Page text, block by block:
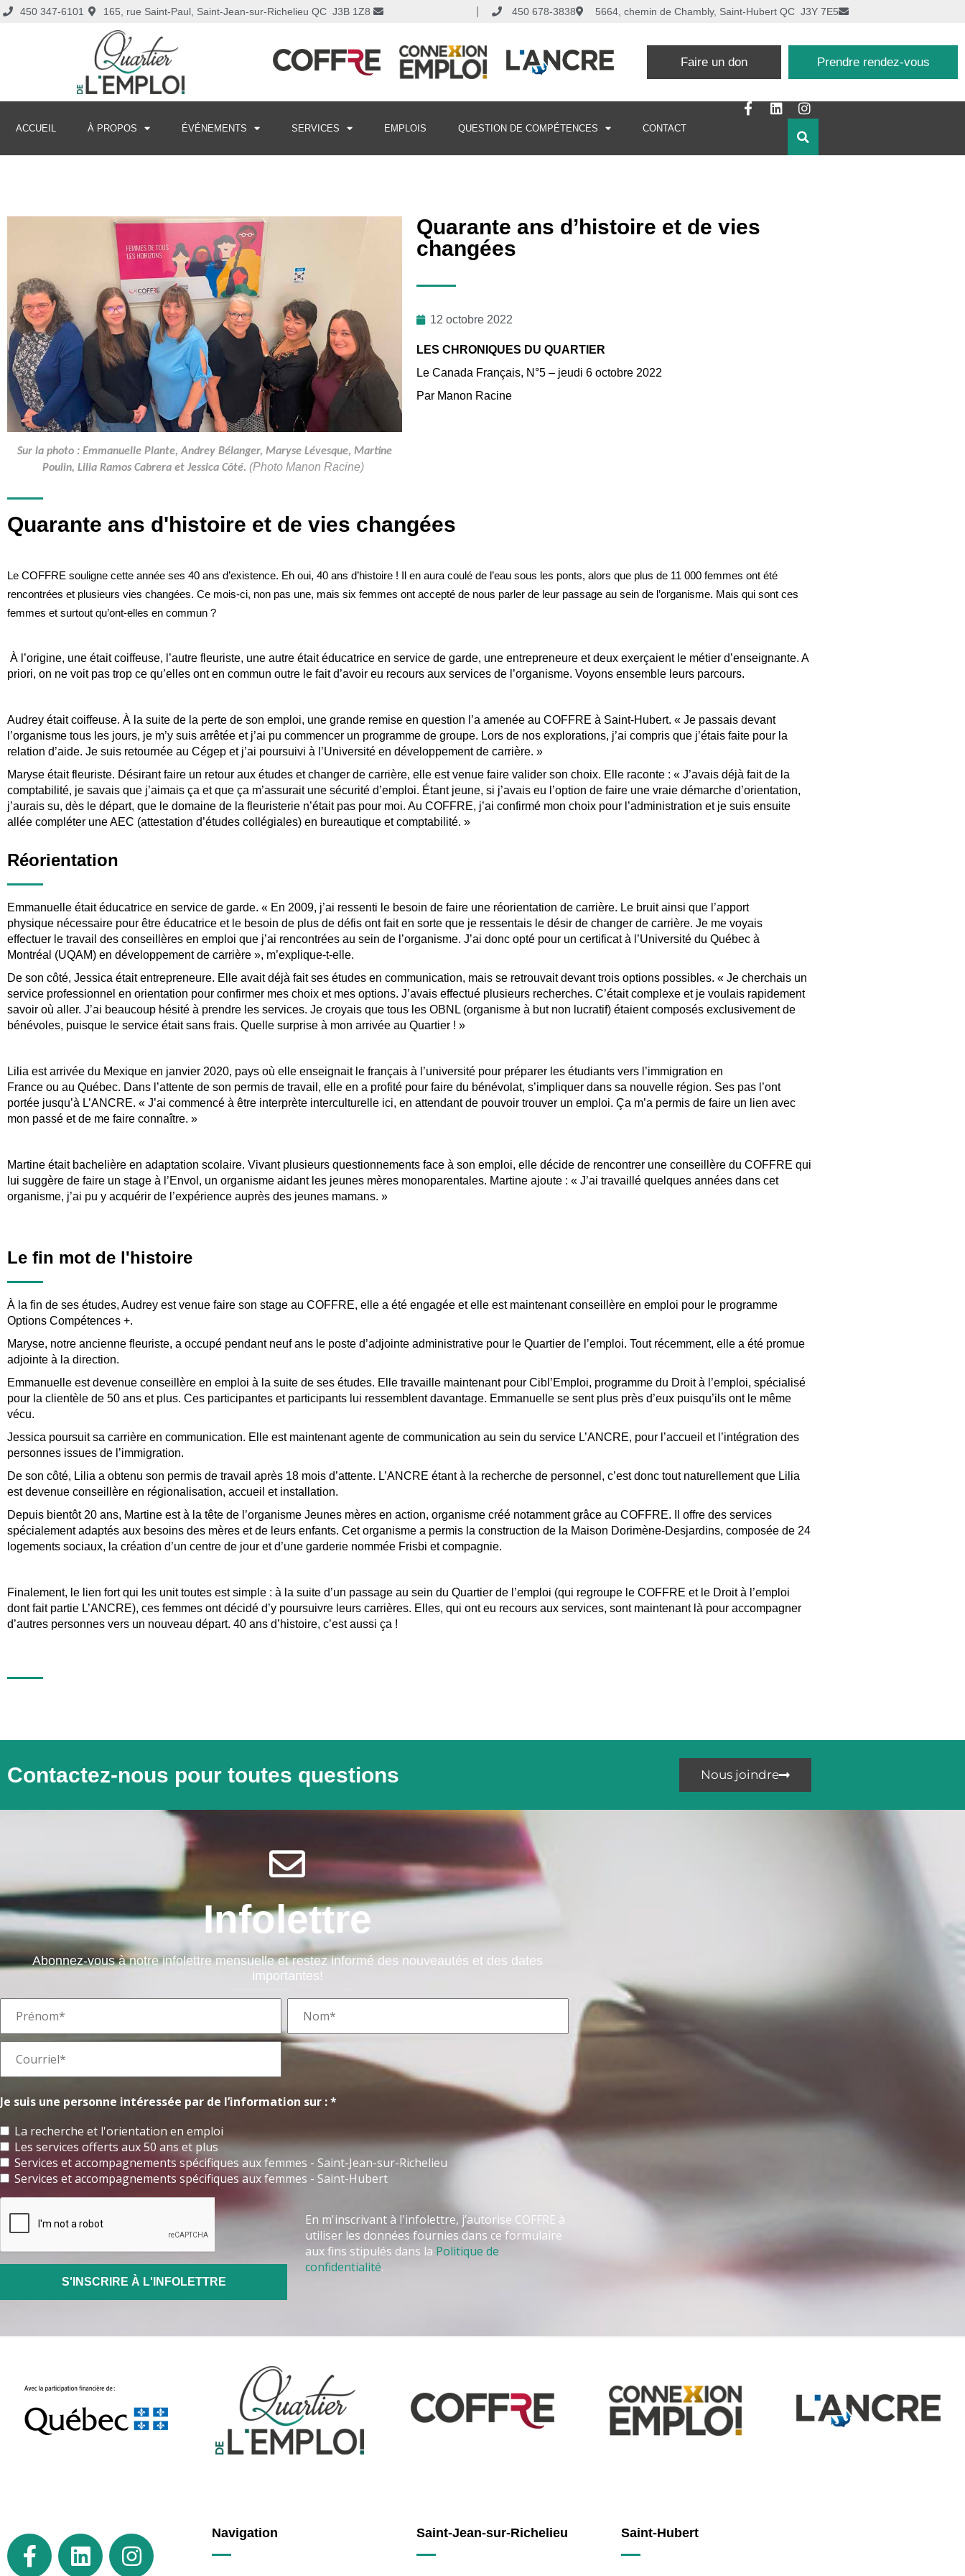
450 347-6101 165, rue Saint-Paul, Saint-Jean-sur-Richelieu QC J3B 1Z8 450 678-3838 5664, chemin de Chambly, Saint-Hubert QC J3Y 7E5
Faire un don Prendre rendez-vous
ACCUEIL À PROPOS ÉVÉNEMENTS SERVICES EMPLOIS QUESTION DE COMPÉTENCES CONTACT
Sur la photo : Emmanuelle Plante, Andrey Bélanger, Maryse Lévesque, Martine
Poulin, Lilia Ramos Cabrera et Jessica Côté. (Photo Manon Racine)
Quarante ans d’histoire et de vies
changées
12 octobre 2022
LES CHRONIQUES DU QUARTIER
Le Canada Français, N°5 – jeudi 6 octobre 2022
Par Manon Racine
Quarante ans d'histoire et de vies changées
Le COFFRE souligne cette année ses 40 ans d’existence. Eh oui, 40 ans d’histoire ! Il en aura coulé de l’eau sous les ponts, alors que plus de 11 000 femmes ont été
rencontrées et plusieurs vies changées. Ce mois-ci, non pas une, mais six femmes ont accepté de nous parler de leur passage au sein de l’organisme. Mais qui sont ces
femmes et surtout qu’ont-elles en commun ?
À l’origine, une était coiffeuse, l’autre fleuriste, une autre était éducatrice en service de garde, une entrepreneure et deux exerçaient le métier d’enseignante. A
priori, on ne voit pas trop ce qu’elles ont en commun outre le fait d’avoir eu recours aux services de l’organisme. Voyons ensemble leurs parcours.
Audrey était coiffeuse. À la suite de la perte de son emploi, une grande remise en question l’a amenée au COFFRE à Saint-Hubert. « Je passais devant
l’organisme tous les jours, je m’y suis arrêtée et j’ai pu commencer un programme de groupe. Lors de nos explorations, j’ai compris que j’étais faite pour la
relation d’aide. Je suis retournée au Cégep et j’ai poursuivi à l’Université en développement de carrière. »
Maryse était fleuriste. Désirant faire un retour aux études et changer de carrière, elle est venue faire valider son choix. Elle raconte : « J’avais déjà fait de la
comptabilité, je savais que j’aimais ça et que ça m’assurait une sécurité d’emploi. Étant jeune, si j’avais eu l’option de faire une vraie démarche d’orientation,
j’aurais su, dès le départ, que le domaine de la fleuristerie n’était pas pour moi. Au COFFRE, j’ai confirmé mon choix pour l’administration et je suis ensuite
allée compléter une AEC (attestation d’études collégiales) en bureautique et comptabilité. »
Réorientation
Emmanuelle était éducatrice en service de garde. « En 2009, j’ai ressenti le besoin de faire une réorientation de carrière. Le bruit ainsi que l’apport
physique nécessaire pour être éducatrice et le besoin de plus de défis ont fait en sorte que je ressentais le désir de changer de carrière. Je me voyais
effectuer le travail des conseillères en emploi que j’ai rencontrées au sein de l’organisme. J’ai donc opté pour un certificat à l’Université du Québec à
Montréal (UQAM) en développement de carrière », m’explique-t-elle.
De son côté, Jessica était entrepreneure. Elle avait déjà fait ses études en communication, mais se retrouvait devant trois options possibles. « Je cherchais un
service professionnel en orientation pour confirmer mes choix et mes options. J’avais effectué plusieurs recherches. C’était complexe et je voulais rapidement
savoir où aller. J’ai beaucoup hésité à prendre les services. Je croyais que tous les OBNL (organisme à but non lucratif) étaientcomposés exclusivement de
bénévoles, puisque le service était sans frais. Quelle surprise à mon arrivée au Quartier ! »
Lilia est arrivée du Mexique en janvier 2020, pays où elle enseignait le français à l’université pour préparer les étudiants vers l’immigration en
France ou au Québec. Dans l’attente de son permis de travail, elle en a profité pour faire du bénévolat, s’impliquer dans sa nouvelle région. Ses pas l’ont
portée jusqu’à L’ANCRE. « J’ai commencé à être interprète interculturelle ici, en attendant de pouvoir trouver un emploi. Ça m’a permis de faire un lien avec
mon passé et de me faire connaître. »
Martine était bachelière en adaptation scolaire. Vivant plusieurs questionnements face à son emploi, elle décide de rencontrer une conseillère du COFFRE qui
lui suggère de faire un stage à l’Envol, un organisme aidant les jeunes mères monoparentales. Martine ajoute : « J’ai travaillé quelques années dans cet
organisme, j’ai pu y acquérir de l’expérience auprès des jeunes mamans. »
Le fin mot de l'histoire
À la fin de ses études, Audrey est venue faire son stage au COFFRE, elle a été engagée et elle est maintenant conseillère en emploi pour le programme
Options Compétences +.
Maryse, notre ancienne fleuriste, a occupé pendant neuf ans le poste d’adjointe administrative pour le Quartier de l’emploi. Tout récemment, elle a été promue
adjointe à la direction.
Emmanuelle est devenue conseillère en emploi à la suite de ses études. Elle travaille maintenant pour Cibl’Emploi, programme du Droit à l’emploi, spécialisé
pour la clientèle de 50 ans et plus. Ces participantes et participants lui ressemblent davantage. Emmanuelle se sent plus près d’eux puisqu’ils ont le même
vécu.
Jessica poursuit sa carrière en communication. Elle est maintenant agente de communication au sein du service L’ANCRE, pour l’accueil et l’intégration des
personnes issues de l’immigration.
De son côté, Lilia a obtenu son permis de travail après 18 mois d’attente. L’ANCRE étant à la recherche de personnel, c’est donc tout naturellement que Lilia
est devenue conseillère en régionalisation, accueil et installation.
Depuis bientôt 20 ans, Martine est à la tête de l’organisme Jeunes mères en action, organisme créé notamment grâce au COFFRE. Il offre des services
spécialement adaptés aux besoins des mères et de leurs enfants. Cet organisme a permis la construction de la Maison Dorimène-Desjardins, composée de 24
logements sociaux, la création d’un centre de jour et d’une garderie nommée Frisbi et compagnie.
Finalement, le lien fort qui les unit toutes est simple : à la suite d’un passage au sein du Quartier de l’emploi (qui regroupe le COFFRE et le Droit à l’emploi
dont fait partie L’ANCRE), ces femmes ont décidé d’y poursuivre leurs carrières. Elles, qui ont eu recours aux services, sont maintenant là pour accompagner
d’autres personnes vers un nouveau départ. 40 ans d’histoire, c’est aussi ça !
Contactez-nous pour toutes questions Nous joindre
Infolettre
Abonnez-vous à notre infolettre mensuelle et restez informé des nouveautés et des dates
importantes!
Je suis une personne intéressée par de l’information sur : *
La recherche et l'orientation en emploi
Les services offerts aux 50 ans et plus
Services et accompagnements spécifiques aux femmes - Saint-Jean-sur-Richelieu
Services et accompagnements spécifiques aux femmes - Saint-Hubert
En m'inscrivant à l'infolettre, j’autorise COFFRE à
utiliser les données fournies dans ce formulaire
aux fins stipulés dans la Politique de
confidentialité.
Navigation Saint-Jean-sur-Richelieu Saint-Hubert